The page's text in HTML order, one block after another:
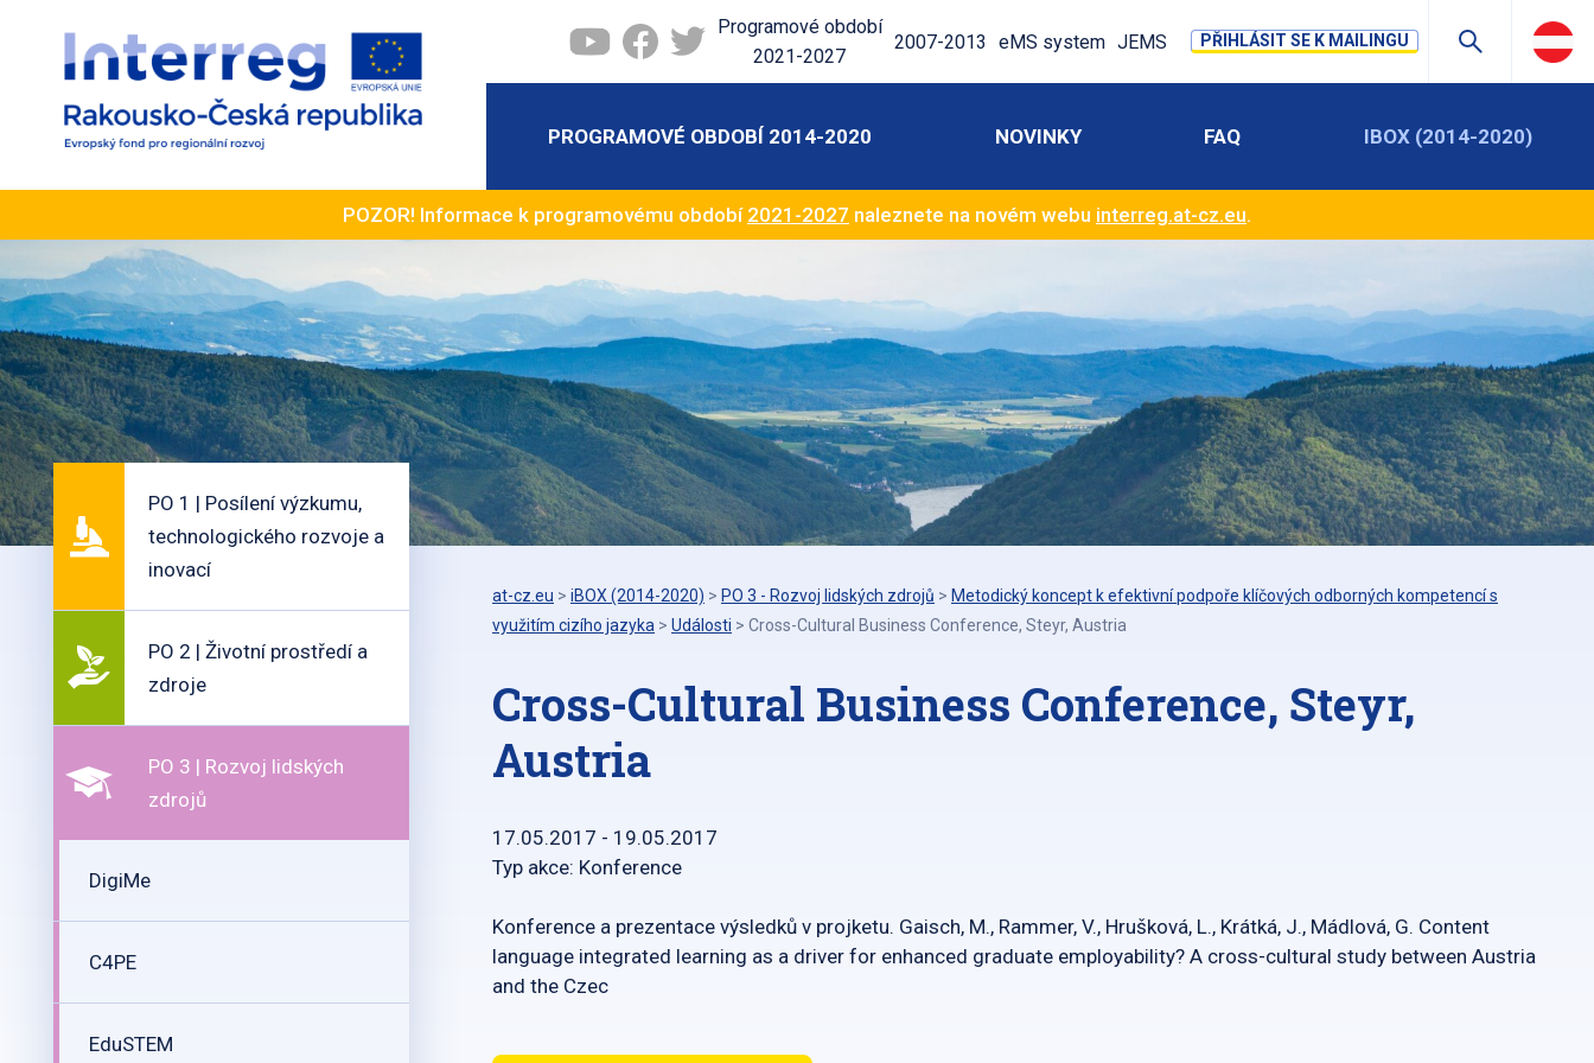
Programové období
2021-2027
2007-2013 eMS system JEMS PŘIHLÁSIT SE K MAILINGU
PROGRAMOVÉ OBDOBÍ 2014-2020 NOVINKY FAQ IBOX (2014-2020)
POZOR! Informace k programovému období 2021-2027 naleznete na novém webu interreg.at-cz.eu.
PO 1 | Posílení výzkumu,
technologického rozvoje a
inovací
PO 2 | Životní prostředí a
zdroje
PO 3 | Rozvoj lidských
zdrojů
DigiMe
C4PE
EduSTEM
at-cz.eu > iBOX (2014-2020) > PO 3 - Rozvoj lidských zdrojů > Metodický koncept k efektivní podpoře klíčových odborných kompetencí s
využitím cizího jazyka > Události > Cross-Cultural Business Conference, Steyr, Austria
Cross-Cultural Business Conference, Steyr,
Austria
17.05.2017 - 19.05.2017
Typ akce: Konference
Konference a prezentace výsledků v projketu. Gaisch, M., Rammer, V., Hrušková, L., Krátká, J., Mádlová, G. Content
language integrated learning as a driver for enhanced graduate employability? A cross-cultural study between Austria
and the Czec